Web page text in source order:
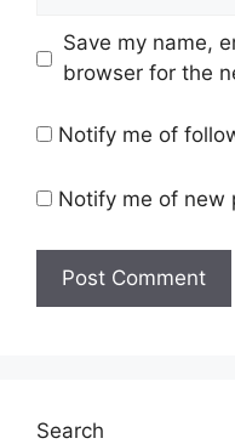
Save my name,
browser for the
Notify me of
Notify me of new
Search